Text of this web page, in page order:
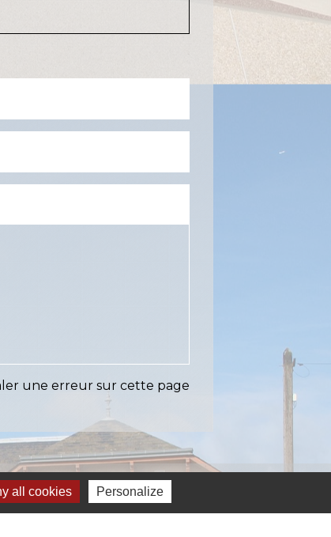
une erreur sur cette page
all cookies Personalize